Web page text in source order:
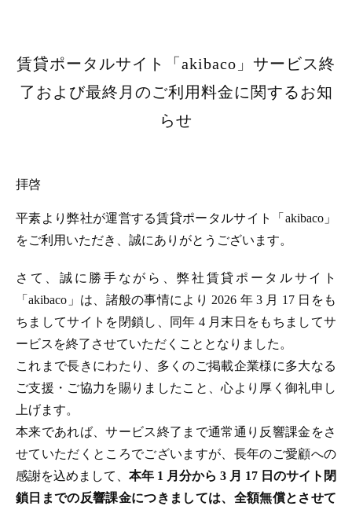
賃貸ポータルサイト「akibaco」サービス終
了および最終月のご利用料金に関するお知
らせ
拝啓
平素より弊社が運営する賃貸ポータルサイト「akibaco」
をご利用いただき、誠にありがとうございます。
さて、誠に勝手ながら、弊社賃貸ポータルサイト
「akibaco」は、諸般の事情により 2026 年 3 月 17 日をも
ちましてサイトを閉鎖し、同年 4 月末日をもちましてサ
ービスを終了させていただくこととなりました。
これまで長きにわたり、多くのご掲載企業様に多大なる
ご支援・ご協力を賜りましたこと、心より厚く御礼申し
上げます。
本来であれば、サービス終了まで通常通り反響課金をさ
せていただくところでございますが、長年のご愛顧への
感謝を込めまして、 本年 1 月分から 3 月 17 日のサイト閉
鎖日までの反響課金につきましては、全額無償とさせて